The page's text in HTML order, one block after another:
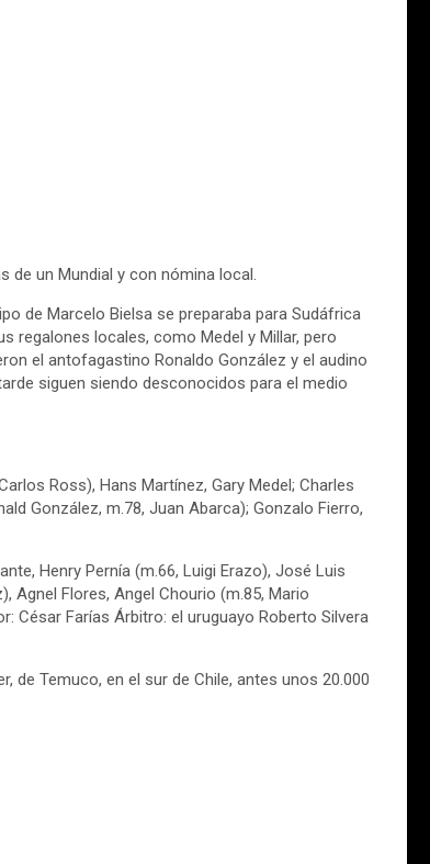
de un Mundial y con nómina local.
de Marcelo Bielsa se preparaba para Sudáfrica
regalones locales, como Medel y Millar, pero
el antofagastino Ronaldo González y el audino
siguen siendo desconocidos para el medio
Ross), Hans Martínez, Gary Medel; Charles
González, m.78, Juan Abarca); Gonzalo Fierro,
Henry Pernía (m.66, Luigi Erazo), José Luis
Agnel Flores, Angel Chourio (m.85, Mario
César Farías Árbitro: el uruguayo Roberto Silvera
de Temuco, en el sur de Chile, antes unos 20.000